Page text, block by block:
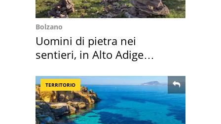
Bolzano
Uomini di pietra nei
sentieri, in Alto Adige
TERRITORIO